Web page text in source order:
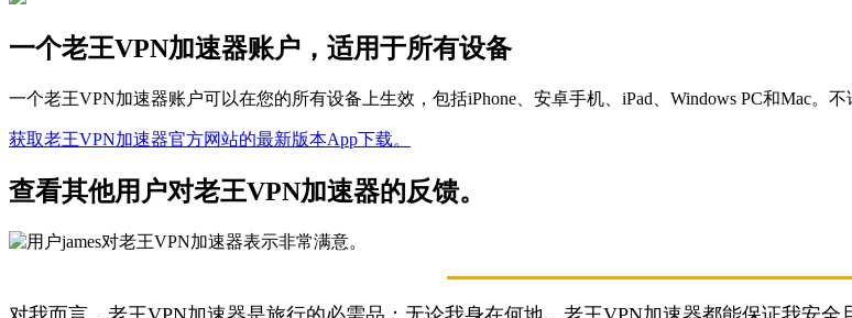
一个老王VPN加速器账户，适用于所有设备
一个老王VPN加速器账户可以在您的所有设备上生效，包括iPhone、安卓手机、iPad、Windows PC和Mac。
获取老王VPN加速器官方网站的最新版本App下载。
查看其他用户对老王VPN加速器的反馈。